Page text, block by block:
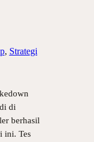
, Strategi
di
berhasil
ini. Tes